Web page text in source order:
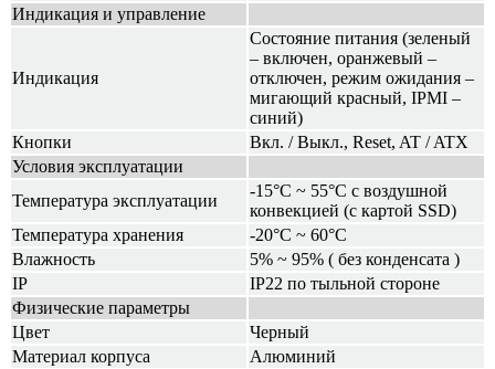
Индикация и управление
Индикация
Состояние питания (зеленый
– включен, оранжевый –
отключен, режим ожидания –
мигающий красный, IPMI –
синий)
Кнопки
Вкл. / Выкл., Reset, AT / ATX
Условия эксплуатации
Температура эксплуатации
-15°C ~ 55°C с воздушной
конвекцией (с картой SSD)
Температура хранения
-20°C ~ 60°C
Влажность
5% ~ 95% ( без конденсата )
IP
IP22 по тыльной стороне
Физические параметры
Цвет
Черный
Материал корпуса
Алюминий